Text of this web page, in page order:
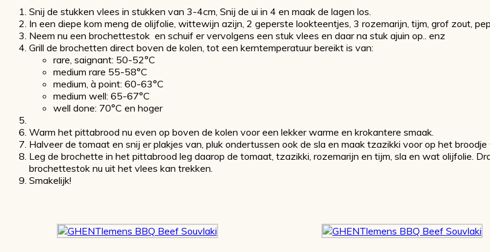
Snij de stukken vlees in stukken van 3-4cm, Snij de ui in 4 en maak de lagen los.
In een diepe kom meng de olijfolie, wittewijn azijn, 2 geperste lookteentjes, 3 rozemarijn, tijm, grof zout,
Neem nu een brochettestok en schuif er vervolgens een stuk vlees en daar na stuk ajuin op.. enz
Grill de brochetten direct boven de kolen, tot een kerntemperatuur bereikt is van:
rare, saignant: 50-52°C
medium rare 55-58°C
medium, à point: 60-63°C
medium well: 65-67°C
well done: 70°C en hoger
Warm het pittabrood nu even op boven de kolen voor een lekker warme en krokantere smaak.
Halveer de tomaat en snij er plakjes van, pluk ondertussen ook de sla en maak tzazikki voor op het broodje
Leg de brochette in het pittabrood leg daarop de tomaat, tzazikki, rozemarijn en tijm, sla en wat olijfolie.
brochettestok nu uit het vlees kan trekken.
Smakelijk!